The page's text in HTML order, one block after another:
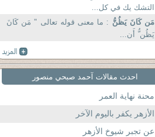
التشك یك في كل...
مَن كَانَ يَظُنُّ : ما معنى قوله تعالى " مَن كَانَ
يَظُن ُّ أَن...
احدث مقالات آحمد صبحي منصور
محنة نهاية العمر
الأزهر يكفر باليوم الآخر
عن تجبر شيوخ الأزهر